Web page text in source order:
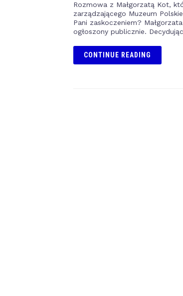
Rozmowa z Małgorzatą Kot,
zarządzającego Muzeum
Pani zaskoczeniem?
ogłoszony publicznie.
CONTINUE READING